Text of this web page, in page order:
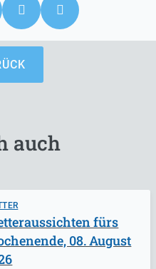
auch
fürs
08. August